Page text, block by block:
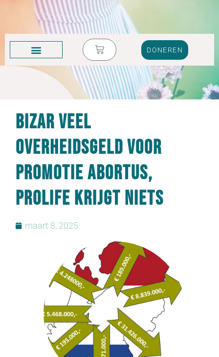
DONEREN
Bizar veel
overheidsgeld voor
promotie abortus,
prolife krijgt niets
maart 8, 2025